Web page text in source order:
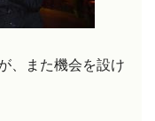
、また機会を設け